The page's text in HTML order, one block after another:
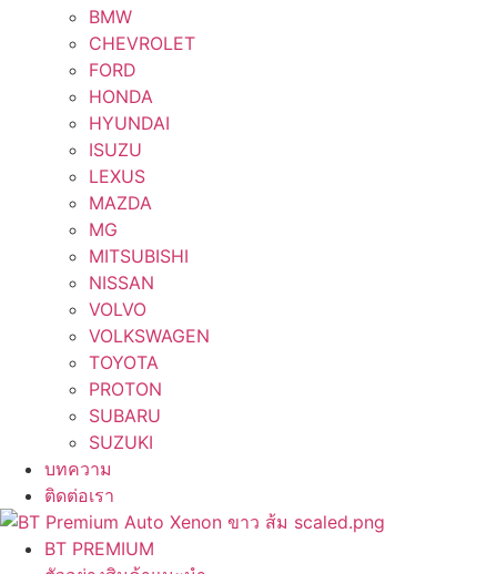
BMW
CHEVROLET
FORD
HONDA
HYUNDAI
ISUZU
LEXUS
MAZDA
MG
MITSUBISHI
NISSAN
VOLVO
VOLKSWAGEN
TOYOTA
PROTON
SUBARU
SUZUKI
บทความ
ติดต่อเรา
BT PREMIUM